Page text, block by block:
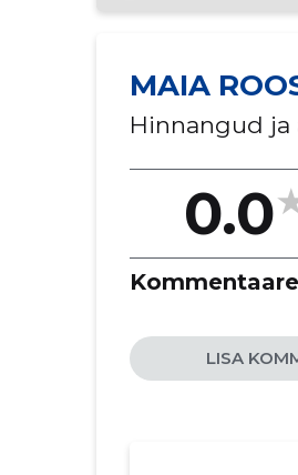
MAIA
Hinnangud ja
0.0
LISA